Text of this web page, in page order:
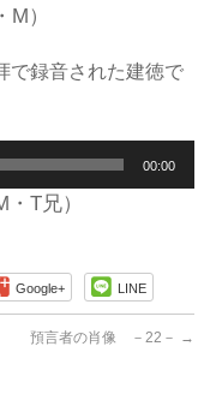
）
で録音された建徳で
00:00
T兄）
Google+ LINE
預言者の肖像 －22－ →